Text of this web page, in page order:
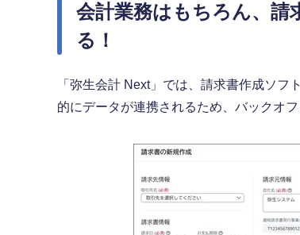
会計業務はもちろん、請
る！
「弥生会計 Next」では、請求書作成ソ
的にデータが連携されるため、バックオ